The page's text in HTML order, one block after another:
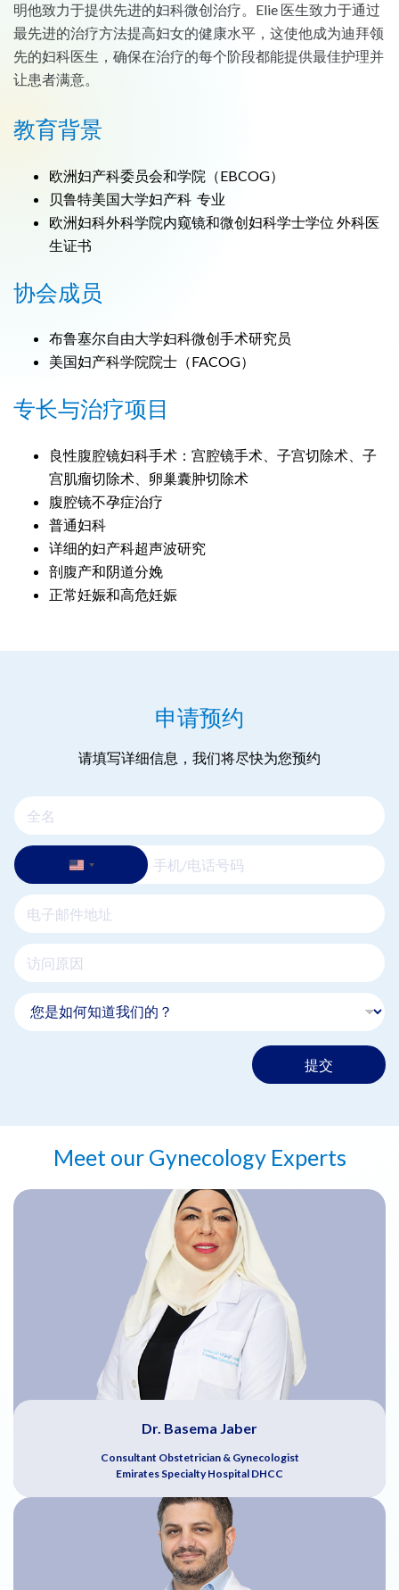
明他致力于提供先进的妇科微创治疗。Elie 医生致力于通过
最先进的治疗方法提高妇女的健康水平，这使他成为迪拜领
先的妇科医生，确保在治疗的每个阶段都能提供最佳护理并
让患者满意。
教育背景
欧洲妇产科委员会和学院（EBCOG）
贝鲁特美国大学妇产科 专业
欧洲妇科外科学院内窥镜和微创妇科学士学位 外科医
生证书
协会成员
布鲁塞尔自由大学妇科微创手术研究员
美国妇产科学院院士（FACOG）
专长与治疗项目
良性腹腔镜妇科手术：宫腔镜手术、子宫切除术、子
宫肌瘤切除术、卵巢囊肿切除术
腹腔镜不孕症治疗
普通妇科
详细的妇产科超声波研究
剖腹产和阴道分娩
正常妊娠和高危妊娠
申请预约
请填写详细信息，我们将尽快为您预约
提交
Meet our Gynecology Experts
Dr. Basema Jaber
Consultant Obstetrician & Gynecologist
Emirates Specialty Hospital DHCC